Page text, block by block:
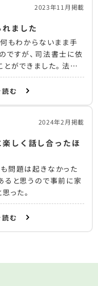
2023年11月掲載
ました
もわからないまま手
ですが、司法書士に依
ができました。法律
るのがおすすめです。
む
2024年2月掲載
しく話し合ったほ
問題は起きなかった
ると思うので事前に家
った。
む